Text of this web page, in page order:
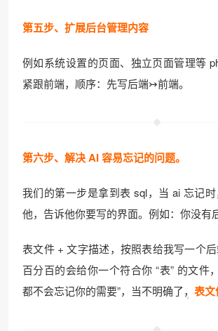
第五步、扩展后台管理内容
例如系统设置的页面、独立页面管理等
紧跟前端，顺序：先写后端↣前端。
第六步、解决 AI 容易忘记的问题。
我们的第一步是拿到表 sql，当 ai 忘记
他，告诉他你要写的界面。例如：你没有
表文件 + 文字描述，按照表给我写一个
百分百的会给你一个符合你 “表” 的文件
都不会忘记你的需要”，当不明确了， 表